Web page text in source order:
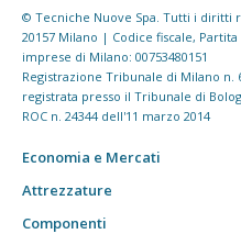
© Tecniche Nuove Spa. Tutti i diritti
20157 Milano | Codice fiscale,
imprese di Milano: 00753480151
Registrazione Tribunale di Milano n.
registrata presso il Tribunale di
ROC n. 24344 dell'11 marzo 2014
Economia e Mercati
Attrezzature
Componenti